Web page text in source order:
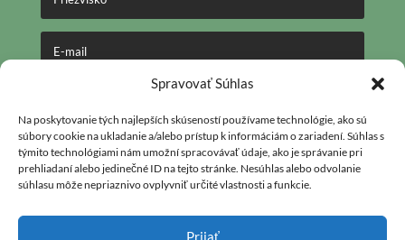
Spravovať Súhlas
Na poskytovanie tých najlepších skúseností používame technológie, ako sú
súbory cookie na ukladanie a/alebo prístup k informáciám o zariadení. Súhlas s
týmito technológiami nám umožní spracovávať údaje, ako je správanie pri
prehliadaní alebo jedinečné ID na tejto stránke. Nesúhlas alebo odvolanie
súhlasu môže nepriaznivo ovplyvniť určité vlastnosti a funkcie.
Prijať
🕒Otváracie hodiny:
09:00 – 17:00